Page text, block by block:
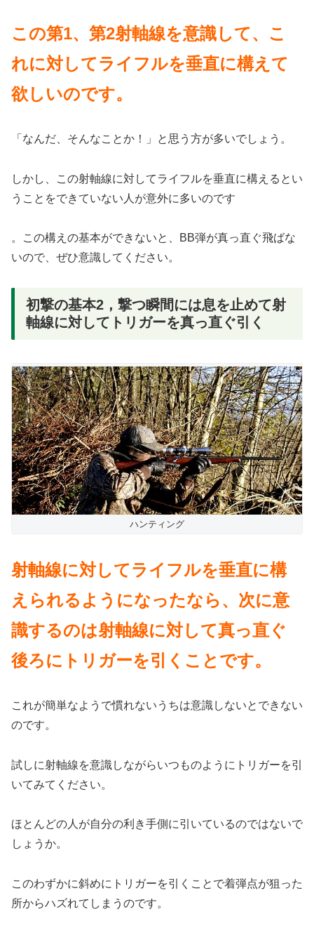
この第1、第2射軸線を意識して、こ
れに対してライフルを垂直に構えて
欲しいのです。
「なんだ、そんなことか！」と思う方が多いでしょう。
しかし、この射軸線に対してライフルを垂直に構えるとい
うことをできていない人が意外に多いのです
。この構えの基本ができないと、BB弾が真っ直ぐ飛ばな
いので、ぜひ意識してください。
初撃の基本2，撃つ瞬間には息を止めて射
軸線に対してトリガーを真っ直ぐ引く
ハンティング
射軸線に対してライフルを垂直に構
えられるようになったなら、次に意
識するのは射軸線に対して真っ直ぐ
後ろにトリガーを引くことです。
これが簡単なようで慣れないうちは意識しないとできない
のです。
試しに射軸線を意識しながらいつものようにトリガーを引
いてみてください。
ほとんどの人が自分の利き手側に引いているのではないで
しょうか。
このわずかに斜めにトリガーを引くことで着弾点が狙った
所からハズれてしまうのです。